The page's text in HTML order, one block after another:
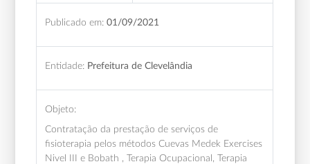
Publicado em: 01/09/2021
Entidade: Prefeitura de Clevelândia
Objeto:
Contratação da prestação de serviços de
fisioterapia pelos métodos Cuevas Medek Exercises
Nivel III e Bobath , Terapia Ocupacional, Terapia